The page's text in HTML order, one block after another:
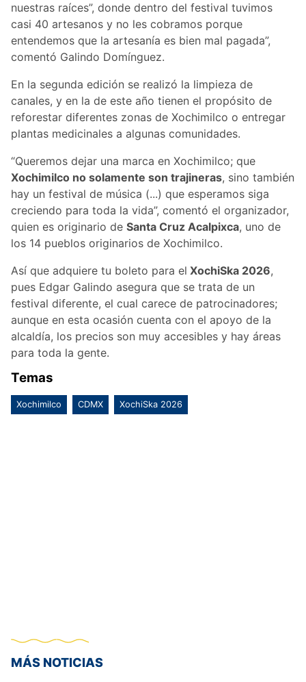
nuestras raíces”, donde dentro del festival tuvimos
casi 40 artesanos y no les cobramos porque
entendemos que la artesanía es bien mal pagada”,
comentó Galindo Domínguez.
En la segunda edición se realizó la limpieza de
canales, y en la de este año tienen el propósito de
reforestar diferentes zonas de Xochimilco o entregar
plantas medicinales a algunas comunidades.
“Queremos dejar una marca en Xochimilco; que
Xochimilco no solamente son trajineras, sino también
hay un festival de música (...) que esperamos siga
creciendo para toda la vida”, comentó el organizador,
quien es originario de Santa Cruz Acalpixca, uno de
los 14 pueblos originarios de Xochimilco.
Así que adquiere tu boleto para el XochiSka 2026,
pues Edgar Galindo asegura que se trata de un
festival diferente, el cual carece de patrocinadores;
aunque en esta ocasión cuenta con el apoyo de la
alcaldía, los precios son muy accesibles y hay áreas
para toda la gente.
Temas
Xochimilco CDMX XochiSka 2026
MÁS NOTICIAS